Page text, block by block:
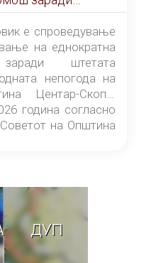
на Општина
е спроведување
на еднократна
штетата
непогода на
Центар-Скопје
година согласно
на Општина
ДУП